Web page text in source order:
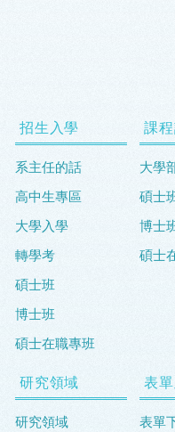
招生入學
系主任的話
高中生專區
大學入學
轉學考
碩士班
博士班
碩士在職專班
課
大學
碩士
博士
碩士
研究領域
研究領域
表
表單